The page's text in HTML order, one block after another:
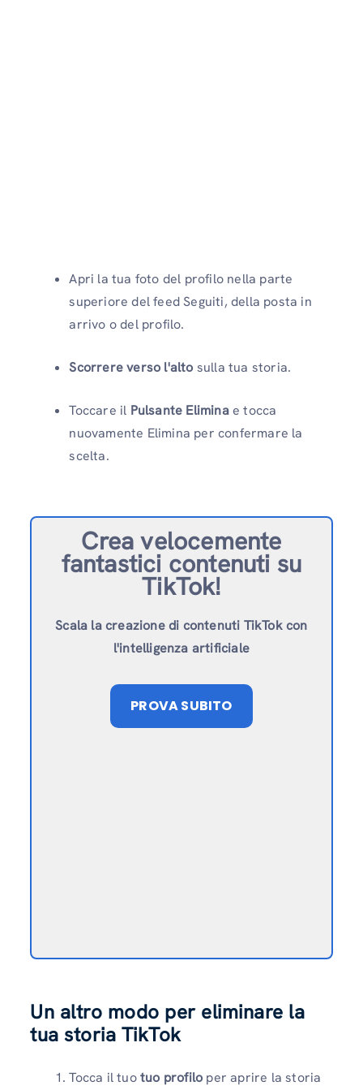
Apri la tua foto del profilo nella parte
superiore del feed Seguiti, della posta in
arrivo o del profilo.
Scorrere verso l'alto sulla tua storia.
Toccare il Pulsante Eliminae tocca
nuovamente Elimina per confermare la
scelta.
Crea velocemente
fantastici contenuti su
TikTok!
Scala la creazione di contenuti TikTok con
l'intelligenza artificiale
PROVA SUBITO
Un altro modo per eliminare la
tua storia TikTok
Tocca il tuotuo profilo per aprire la storia